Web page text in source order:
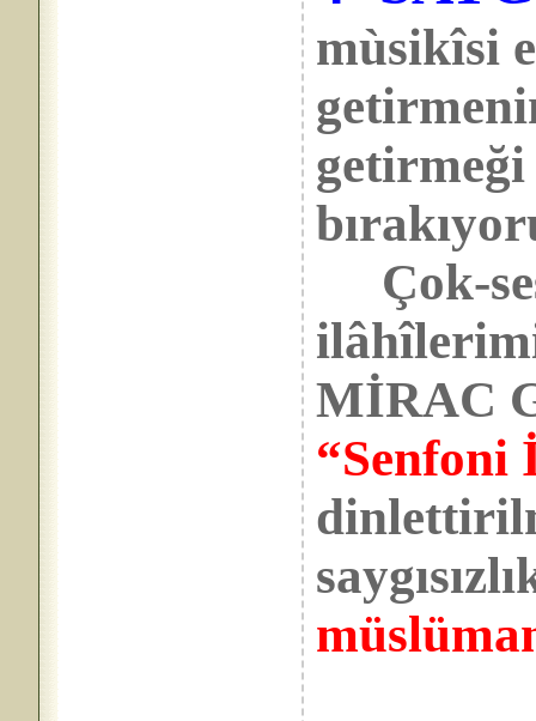
mùsikîsi
Çok-
MİRAC
“Senfoni